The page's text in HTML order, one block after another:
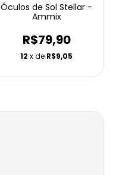
Óculos de Sol Stellar -
Ammix
R$79,90
12 x de R$9,05